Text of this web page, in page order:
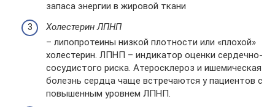
запаса энергии в жировой ткани
Холестерин ЛПНП
– липопротеины низкой плотности или «плохой»
холестерин. ЛПНП – индикатор оценки сердечно-
сосудистого риска. Атеросклероз и ишемическая
болезнь сердца чаще встречаются у пациентов с
повышенным уровнем ЛПНП.